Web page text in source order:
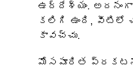
ఉద్దేశ్యం.
కలిగి ఉంది,
కావచ్చు.
మోసపూరిత